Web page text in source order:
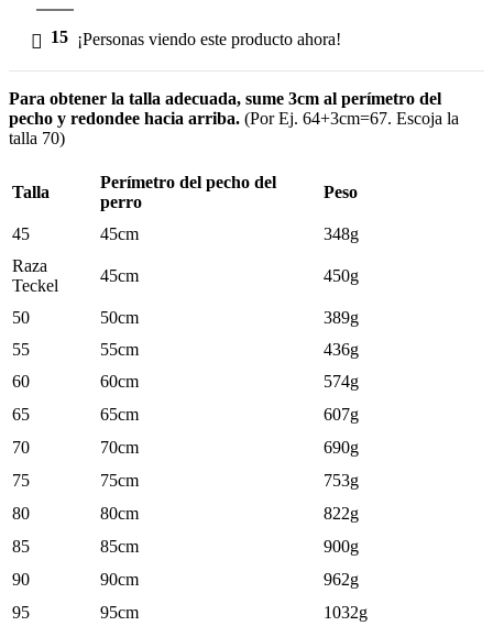
15 ¡Personas viendo este producto ahora!
Para obtener la talla adecuada, sume 3cm al perímetro del
pecho y redondee hacia arriba. (Por Ej. 64+3cm=67. Escoja la
talla 70)
Talla
Perímetro del pecho del
perro
Peso
45 45cm
348g
Raza
Teckel
45cm 450g
50 50cm
389g
55
55cm
436g
60
60cm
574g
65
65cm
607g
70
70cm
690g
75
75cm
753g
80
80cm
822g
85
85cm
900g
90
90cm
962g
95
95cm 1032g